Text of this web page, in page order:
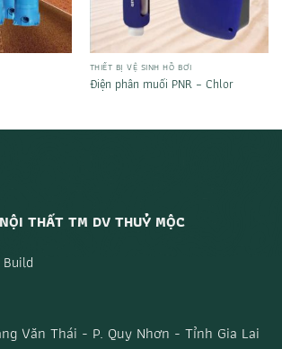
THIẾT BỊ VỆ SINH HỒ BƠI
Điện phân muối PNR – Chlor
THẤT TM DV THUỶ MỘC
Văn Thái - P. Quy Nhơn - Tỉnh Gia Lai